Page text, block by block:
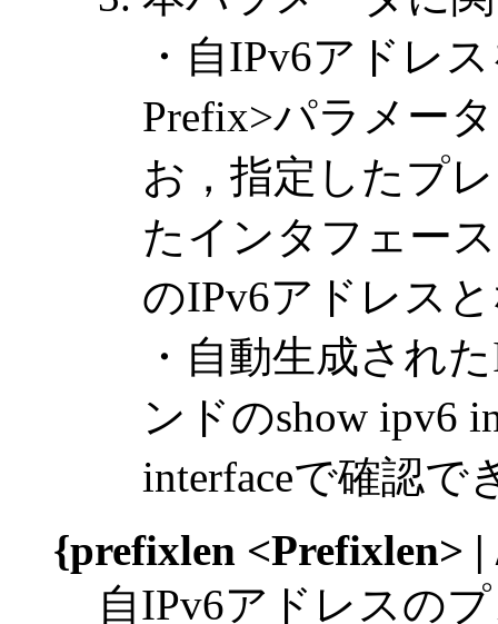
・自IPv6アドレ
Prefix>パラメー
お，指定したプ
たインタフェー
のIPv6アドレス
・自動生成され
ンドのshow ipv6
interfaceで確認で
{prefixlen <Prefixlen>
自IPv6アドレスの